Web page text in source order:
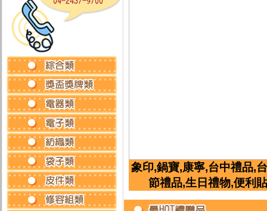
象印,鍋寶,康寧,台中禮品,
節禮品,生日禮物,便利